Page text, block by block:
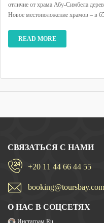
отличие от храма Абу-Симбела
Новое местоположение храмов – в
READ MORE
СВЯЗАТЬСЯ С НАМИ
+20 11 44 66 44 55
booking@toursbay.com
О НАС В СОЦСЕТЯХ
Инстаграм Ru